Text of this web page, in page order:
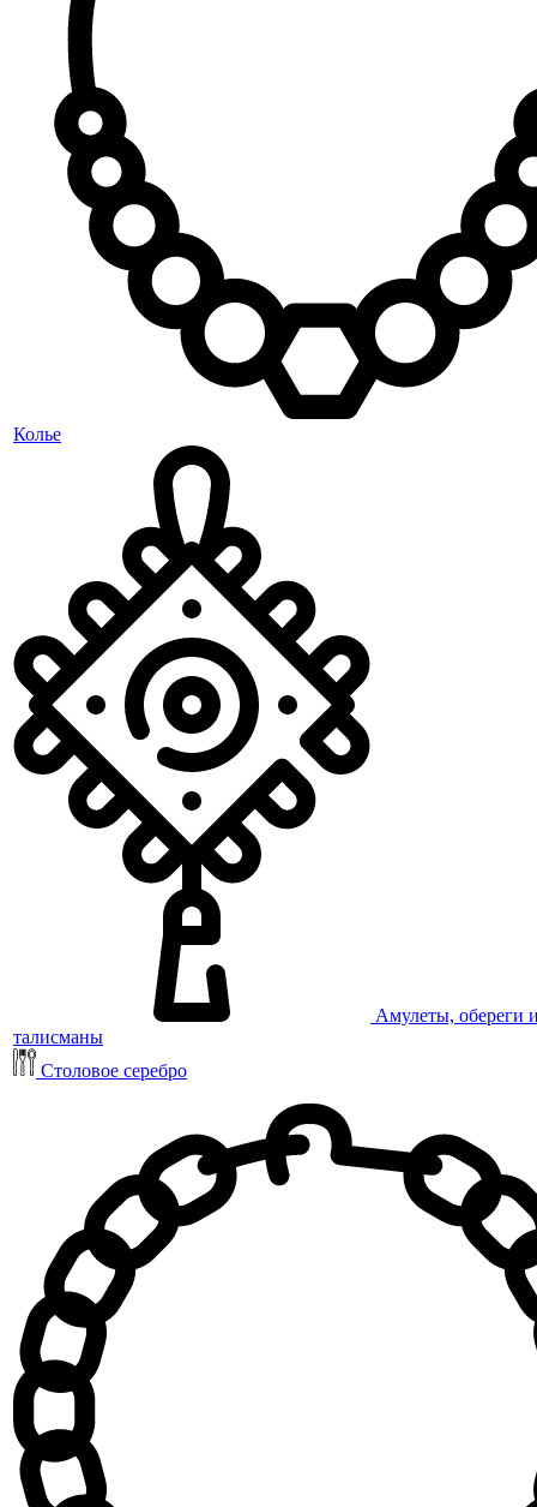
Колье
Амулеты, обереги
талисманы
Столовое серебро